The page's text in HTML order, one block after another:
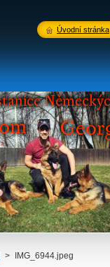
> IMG_6944.jpeg
Úvodní stránka